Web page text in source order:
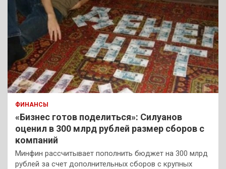
ФИНАНСЫ
«Бизнес готов поделиться»: Силуанов
оценил в 300 млрд рублей размер сборов с
компаний
Минфин рассчитывает пополнить бюджет на 300 млрд
рублей за счет дополнительных сборов с крупных